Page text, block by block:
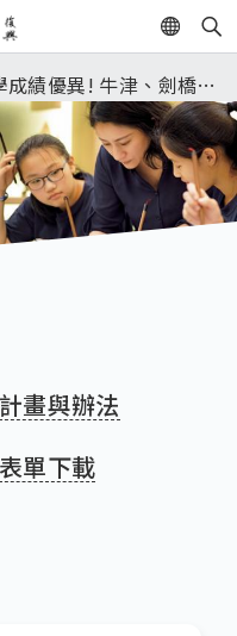
EN
MIT麻省理工學院，本校
績優異! 牛津、劍橋首
績🎉，32％達醫學系錄
。各組合4科60級分9人
習訂於8月13日(四) 14
車及各場所均須配合管
麻省理工學院，本校
計畫與辦法
表單下載